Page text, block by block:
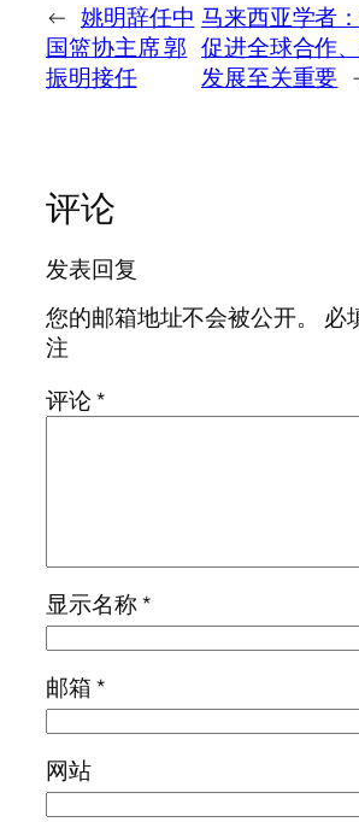
← 姚明辞任中
国篮协主席 郭
振明接任
马来西亚学者
促进全球合作
发展至关重要
评论
发表回复
您的邮箱地址不会被公开。
必
注
评论*
显示名称*
邮箱*
网站